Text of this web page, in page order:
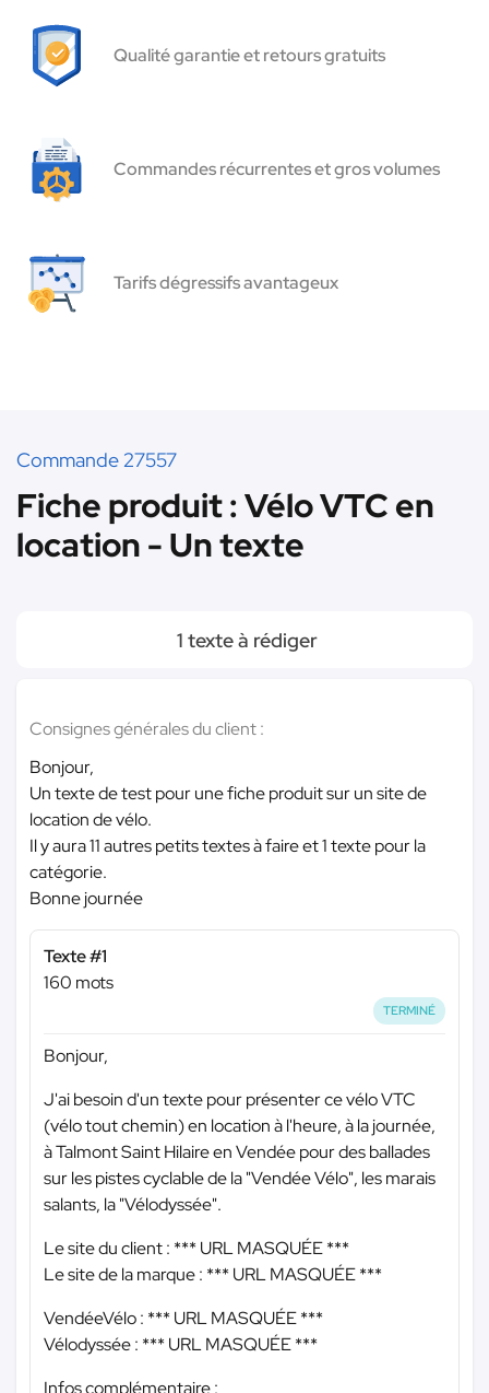
Qualité garantie et retours gratuits
Commandes récurrentes et gros volumes
Tarifs dégressifs avantageux
Commande 27557
Fiche produit : Vélo VTC en
location - Un texte
1 texte à rédiger
Consignes générales du client :
Bonjour,
Un texte de test pour une fiche produit sur un site de
location de vélo.
Il y aura 11 autres petits textes à faire et 1 texte pour la
catégorie.
Bonne journée
Texte #1
160 mots
TERMINÉ
Bonjour,
J'ai besoin d'un texte pour présenter ce vélo VTC
(vélo tout chemin) en location à l'heure, à la journée,
à Talmont Saint Hilaire en Vendée pour des ballades
sur les pistes cyclable de la "Vendée Vélo", les marais
salants, la "Vélodyssée".
Le site du client : *** URL MASQUÉE ***
Le site de la marque : *** URL MASQUÉE ***
VendéeVélo : *** URL MASQUÉE ***
Vélodyssée : *** URL MASQUÉE ***
Infos complémentaire :